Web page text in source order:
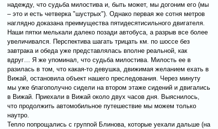
надежду, что судьба милостива и, быть может, мы догоним его (мы
– это и есть четверка "шустрых"). Однако первая же сотня метров
наглядно доказана преимущества пятидесятисильного двигателя.
Наши пятки мелькали далеко позади автобуса, а разрыв все более
увеличивался. Перспектива шагать трицать км. по шоссе без
завтрака и обеда уже представлялась вполне реальной, как
вдруг… Я же упоминал, что судьба милостива. Милость ее в
разилась в том, что какая-то девушка, движимая желанием ехать в
Вижай, остановила объект нашего преследования. Через минуту
мы уже благополучно сидели на втором этаже сидений и двигались
в Вижай. Приехали в Вижай около двух часов дня. Выяснилось,
что продолжить автомобильное путешествие мы можем только
наутро.
Тепло попрощались с группой Блинова, которые уехали дальше (на